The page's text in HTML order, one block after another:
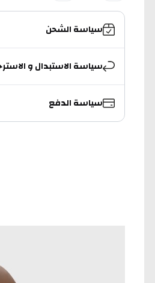
سياسة الشحن
سياسة الاستبدال و
سياسة الدفع